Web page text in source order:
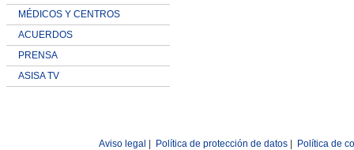
MÉDICOS Y CENTROS
ACUERDOS
PRENSA
ASISA TV
Aviso legal | Política de protección de datos | Política de